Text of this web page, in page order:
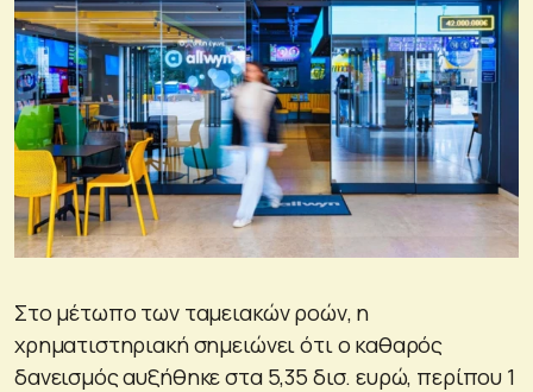
Στο μέτωπο των ταμειακών ροών, η
χρηματιστηριακή σημειώνει ότι ο καθαρός
δανεισμός αυξήθηκε στα 5,35 δισ. ευρώ, περίπου 1